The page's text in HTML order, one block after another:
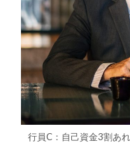
行員C：自己資金3割あ